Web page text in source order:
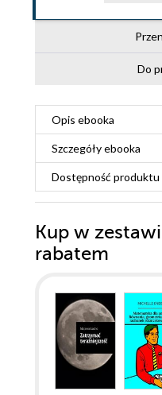
Do
Opis ebooka
Szczegółyebooka
Dostępność produktu
Kup w
rabatem